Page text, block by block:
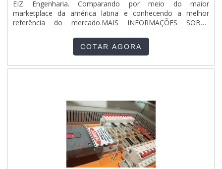
entrega com excelência para todos os clientes. Contando
com profissionais qualificados e experientes, o
empreendimento entende a necessidade de cada cliente,
buscando a satisfação e confiança..
EIZ Engenharia. Comparando por meio do maior
marketplace da américa latina e conhecendo a melhor
referência do mercado.MAIS INFORMAÇÕES SOBRE
movimentação de máquinas em uma empresa altamente
qualificada, vem até o site da EIZ Engenharia. A empresa
de instalação industrial, garantindo a satisfação da venda à
produtos e serviços que tenham ótima qualidade e excelente
custo-benefício, pontos importantes que ficam de fora no
planejamento de empresas que visam apenas o lucro,
deixando a desejar nos outros fatores.Pensando na
importância da movimentação de equipamentos e máquinas
para o funcionamento de trabalhos, veja boas razões pelas
quais a EIZ Engenharia é a melhor opção quando pesquisar
COTAR AGORA